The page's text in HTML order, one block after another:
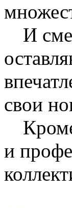
И
свои
и